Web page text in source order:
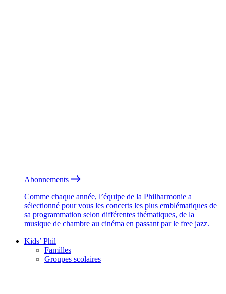
Abonnements
Comme chaque année, l’équipe de la Philharmonie a
sélectionné pour vous les concerts les plus emblématiques de
sa programmation selon différentes thématiques, de la
musique de chambre au cinéma en passant par le free jazz.
Kids’ Phil
Familles
Groupes scolaires